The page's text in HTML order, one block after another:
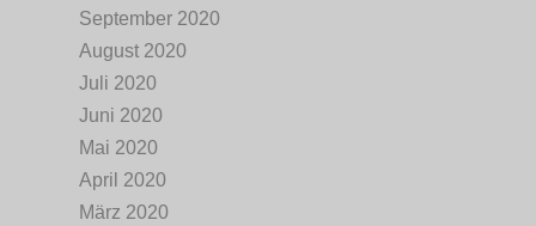
September 2020
August 2020
Juli 2020
Juni 2020
Mai 2020
April 2020
März 2020